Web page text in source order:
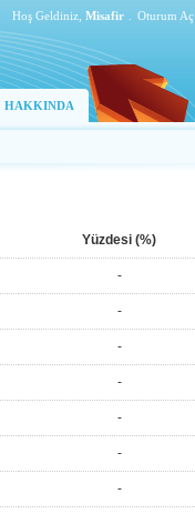
Hoş Geldiniz, Misafir Oturum Aç
HAKKINDA
Yüzdesi (%)
-
-
-
-
-
-
-